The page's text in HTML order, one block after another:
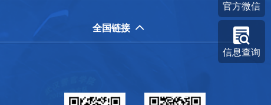
全国链接 
官方微信

信息查询